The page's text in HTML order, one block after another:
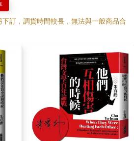
訂，調貨時間較長，無法與一般商品合